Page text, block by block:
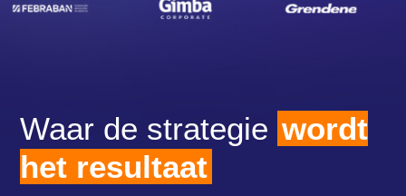
Waar de strategie wordt
het resultaat